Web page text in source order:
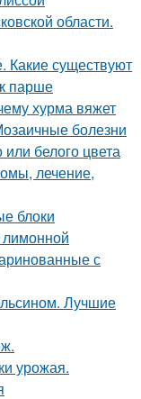
области.
Какие существуют
парше
хурма вяжет
болезни
белого цвета
лечение,
блоки
с
Лучшие
урожая.